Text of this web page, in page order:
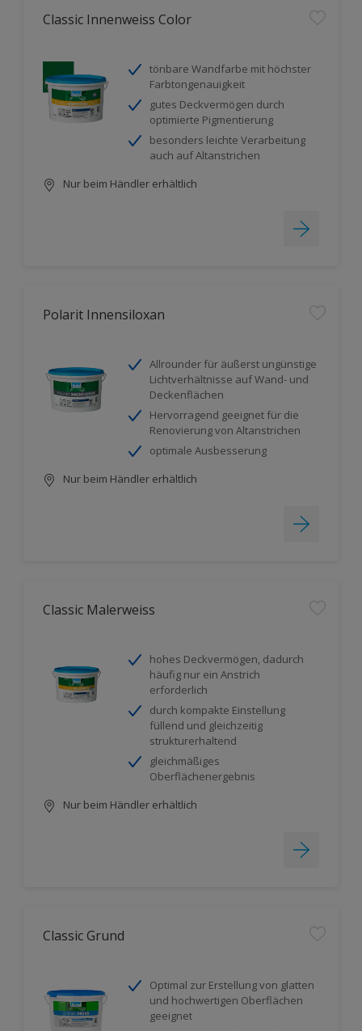
Classic Innenweiss Color
tönbare Wandfarbe mit höchster
Farbtongenauigkeit
gutes Deckvermögen durch
optimierte Pigmentierung
besonders leichte Verarbeitung
auch auf Altanstrichen
Nur beim Händler erhältlich
Polarit Innensiloxan
Allrounder für äußerst ungünstige
Lichtverhältnisse auf Wand- und
Deckenflächen
Hervorragend geeignet für die
Renovierung von Altanstrichen
optimale Ausbesserung
Nur beim Händler erhältlich
Classic Malerweiss
hohes Deckvermögen, dadurch
häufig nur ein Anstrich
erforderlich
durch kompakte Einstellung
füllend und gleichzeitig
strukturerhaltend
gleichmäßiges
Oberflächenergebnis
Nur beim Händler erhältlich
Classic Grund
Optimal zur Erstellung von glatten
und hochwertigen Oberflächen
geeignet